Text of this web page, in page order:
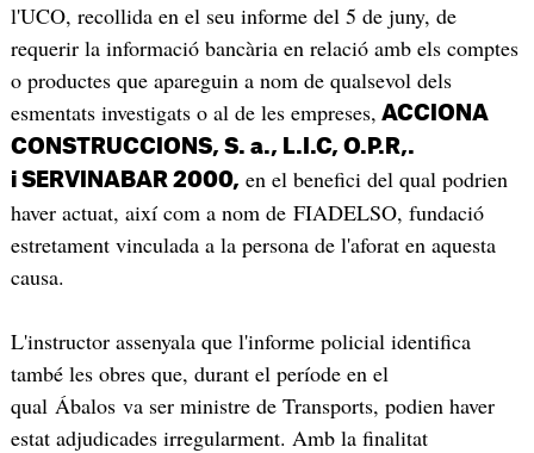
l'UCO, recollida en el seu informe del 5 de juny, de
requerir la informació bancària en relació amb els comptes
o productes que apareguin a nom de qualsevol dels
esmentats investigats o al de les empreses, ACCIONA
CONSTRUCCIONS, S. a., L.I.C, O.P.R,.
i SERVINABAR 2000, en el benefici del qual podrien
haver actuat, així com a nom de FIADELSO, fundació
estretament vinculada a la persona de l'aforat en aquesta
causa.
L'instructor assenyala que l'informe policial identifica
també les obres que, durant el període en el
qual Ábalos va ser ministre de Transports, podien haver
estat adjudicades irregularment. Amb la finalitat